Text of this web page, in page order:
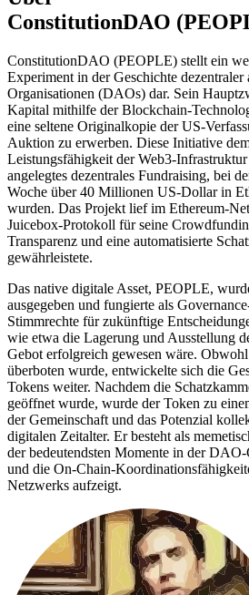
ConstitutionDAO
ConstitutionDAO (PEOPLE) stellt ein
Experiment in der Geschichte dezentraler
Organisationen (DAOs) dar. Sein
Kapital mithilfe der Blockchain-
eine seltene Originalkopie der US-
Auktion zu erwerben. Diese Initiative
Leistungsfähigkeit der Web3-
angelegtes dezentrales Fundraising, bei
Woche über 40 Millionen US-Dollar in
wurden. Das Projekt lief im Ethereum-
Juicebox-Protokoll für seine
Transparenz und eine automatisierte
gewährleistete.
Das native digitale Asset, PEOPLE,
ausgegeben und fungierte als
Stimmrechte für zukünftige
wie etwa die Lagerung und Ausstellung
Gebot erfolgreich gewesen wäre.
überboten wurde, entwickelte sich die
Tokens weiter. Nachdem die
geöffnet wurde, wurde der Token zu
der Gemeinschaft und das Potenzial
digitalen Zeitalter. Er besteht als
der bedeutendsten Momente in der
und die On-Chain-
Netzwerks aufzeigt.